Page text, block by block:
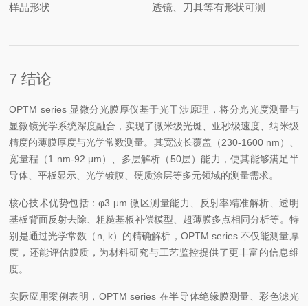
样品形状 透镜、刀具等有形状可测
7 结论
OPTM series 显微分光膜厚仪基于光干涉原理，将分光光度测量与
显微镜光学系统深度融合，实现了微米级光斑、亚秒级速度、纳米级
精度的薄膜厚度与光学常数测量。其宽波长覆盖（230-1600 nm）、
宽量程（1 nm-92 μm）、多层解析（50层）能力，使其能够满足半
导体、平板显示、光学镀膜、硬质涂层等多元领域的测量需求。
核心技术优势包括：φ3 μm 微区测量能力、反射率精准解析、透明
基板背面反射去除、粗糙基板补偿模型、超薄膜多点相同分析等。特
别是通过光学常数（n, k）的精确解析，OPTM series 不仅能测量厚
度，还能评估膜质，为材料研究与工艺监控提供了更丰富的信息维
度。
实际应用案例表明，OPTM series 在半导体绝缘膜测量、彩色滤光